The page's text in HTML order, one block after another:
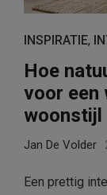
INSPIRATIE,
Hoe
voor een
woonstijl
Jan De Volder
Een prettig